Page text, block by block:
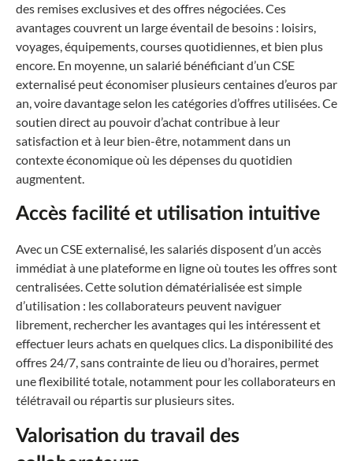
des remises exclusives et des offres négociées. Ces
avantages couvrent un large éventail de besoins : loisirs,
voyages, équipements, courses quotidiennes, et bien plus
encore. En moyenne, un salarié bénéficiant d’un CSE
externalisé peut économiser plusieurs centaines d’euros par
an, voire davantage selon les catégories d’offres utilisées. Ce
soutien direct au pouvoir d’achat contribue à leur
satisfaction et à leur bien-être, notamment dans un
contexte économique où les dépenses du quotidien
augmentent.
Accès facilité et utilisation intuitive
Avec un CSE externalisé, les salariés disposent d’un accès
immédiat à une plateforme en ligne où toutes les offres sont
centralisées. Cette solution dématérialisée est simple
d’utilisation : les collaborateurs peuvent naviguer
librement, rechercher les avantages qui les intéressent et
effectuer leurs achats en quelques clics. La disponibilité des
offres 24/7, sans contrainte de lieu ou d’horaires, permet
une flexibilité totale, notamment pour les collaborateurs en
télétravail ou répartis sur plusieurs sites.
Valorisation du travail des